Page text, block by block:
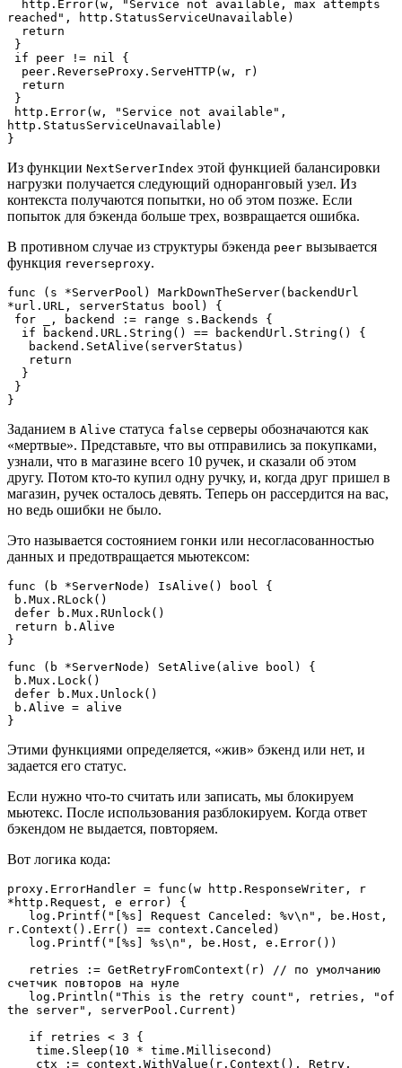
reached", http.StatusServiceUnavailable)
  return
}
if peer != nil {
  peer.ReverseProxy.ServeHTTP(w, r)
  return
}
http.StatusServiceUnavailable)
}
Из функции NextServerIndex этой функцией балансировки
нагрузки получается следующий одноранговый узел. Из
контекста получаются попытки, но об этом позже. Если
попыток для бэкенда больше трех, возвращается ошибка.
В противном случае из структуры бэкенда peer вызывается
функция reverseproxy.
func (s *ServerPool) MarkDownTheServer(backendUrl
*url.URL, serverStatus bool) {
for _, backend := range s.Backends {
  if backend.URL.String() == backendUrl.String() {
   backend.SetAlive(serverStatus)
   return
  }
}
}
Заданием в Alive статуса false серверы обозначаются как
«мертвые». Представьте, что вы отправились за покупками,
узнали, что в магазине всего 10 ручек, и сказали об этом
другу. Потом кто-то купил одну ручку, и, когда друг пришел в
магазин, ручек осталось девять. Теперь он рассердится на вас,
но ведь ошибки не было.
Это называется состоянием гонки или несогласованностью
данных и предотвращается мьютексом:
func (b *ServerNode) IsAlive() bool {
b.Mux.RLock()
defer b.Mux.RUnlock()
return b.Alive
}
func (b *ServerNode) SetAlive(alive bool) {
b.Mux.Lock()
defer b.Mux.Unlock()
b.Alive = alive
}
Этими функциями определяется, «жив» бэкенд или нет, и
задается его статус.
Если нужно что-то считать или записать, мы блокируем
мьютекс. После использования разблокируем. Когда ответ
бэкендом не выдается, повторяем.
Вот логика кода:
proxy.ErrorHandler = func(w http.ResponseWriter, r
*http.Request, e error) {
r.Context().Err() == context.Canceled)
   log.Printf("[%s] %s\n", be.Host, e.Error())
счетчик повторов на нуле
the server", serverPool.Current)
   if retries < 3 {
    time.Sleep(10 * time.Millisecond)